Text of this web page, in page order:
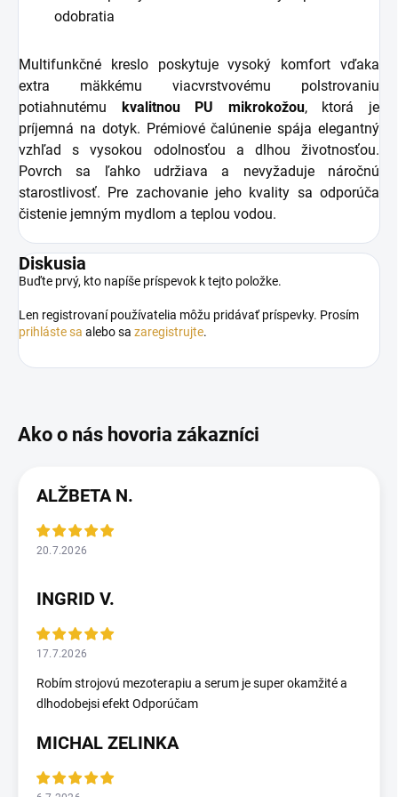
odobratia
Multifunkčné kreslo poskytuje vysoký komfort vďaka
extra mäkkému viacvrstvovému polstrovaniu
potiahnutému
kvalitnou PU mikrokožou, ktorá je
príjemná na dotyk. Prémiové čalúnenie spája elegantný
vzhľad s vysokou odolnosťou a dlhou životnosťou.
Povrch sa ľahko udržiava a nevyžaduje náročnú
starostlivosť. Pre zachovanie jeho kvality sa odporúča
čistenie jemným mydlom a teplou vodou.
Diskusia
Buďte prvý, kto napíše príspevok k tejto položke.
Len registrovaní používatelia môžu pridávať príspevky. Prosím
prihláste sa alebo sa zaregistrujte.
ALŽBETA N.
20.7.2026
INGRID V.
17.7.2026
Robím strojovú mezoterapiu a serum je super okamžité a
dlhodobejsi efekt Odporúčam
MICHAL ZELINKA